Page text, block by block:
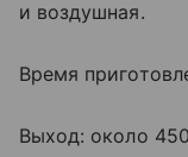
и воздушная.
Время
Выход: около